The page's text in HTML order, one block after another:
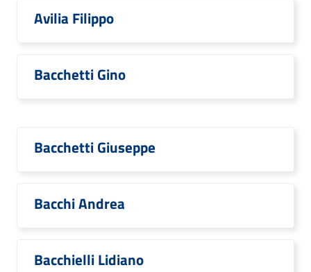
Avilia Filippo
Bacchetti Gino
Bacchetti Giuseppe
Bacchi Andrea
Bacchielli Lidiano